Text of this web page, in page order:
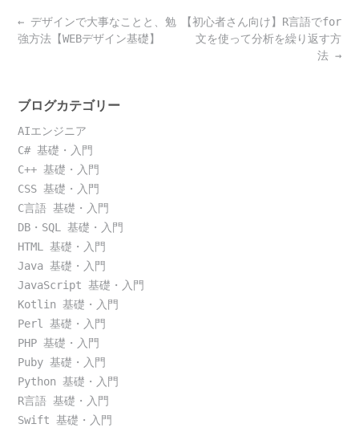
Post
navigation
【初心者さん向け】R言語でfor
文を使って分析を繰り返す方
法 →
← デザインで大事なことと、勉
強方法【WEBデザイン基礎】
ブログカテゴリー
AIエンジニア
C# 基礎・入門
C++ 基礎・入門
CSS 基礎・入門
C言語 基礎・入門
DB・SQL 基礎・入門
HTML 基礎・入門
Java 基礎・入門
JavaScript 基礎・入門
Kotlin 基礎・入門
Perl 基礎・入門
PHP 基礎・入門
Puby 基礎・入門
Python 基礎・入門
R言語 基礎・入門
Swift 基礎・入門